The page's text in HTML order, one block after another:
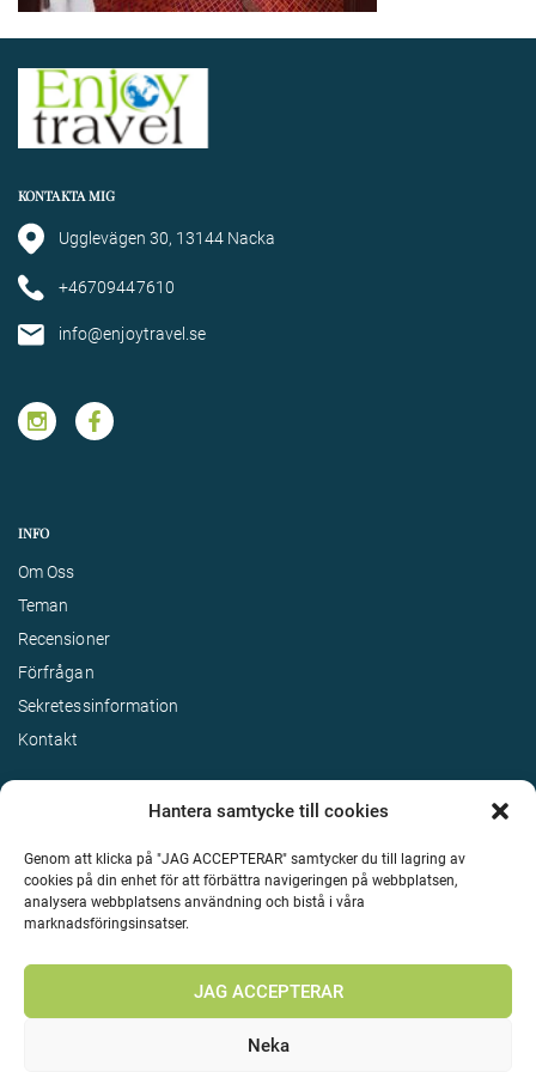
Hantera samtycke till cookies
Genom att klicka på "JAG ACCEPTERAR" samtycker du till lagring av
cookies på din enhet för att förbättra navigeringen på webbplatsen,
analysera webbplatsens användning och bistå i våra
marknadsföringsinsatser.
JAG ACCEPTERAR
Neka
KONTAKTA MIG
Ugglevägen 30, 13144 Nacka
+46709447610
info@enjoytravel.se
INFO
Om Oss
Teman
Recensioner
Förfrågan
Sekretessinformation
Kontakt
Upphovsrätt 2026 Enjoy Travel Alla rättigheter reserverade